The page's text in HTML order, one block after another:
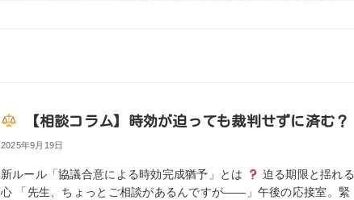
【相談コラム】時効が迫っても裁判せずに済む？
2025年9月19日
新ルール「協議合意による時効完成猶予」とは
迫る期限と揺れる
心 「先生、ちょっとご相談があるんですが――」午後の応接室。緊